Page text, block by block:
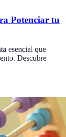
Potenciar tu
esencial que
Descubre